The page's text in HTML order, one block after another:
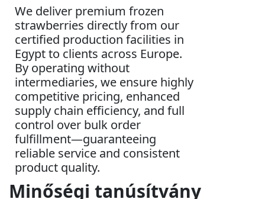
We deliver premium frozen
strawberries directly from our
certified production facilities in
Egypt to clients across Europe.
By operating without
intermediaries, we ensure highly
competitive pricing, enhanced
supply chain efficiency, and full
control over bulk order
fulfillment—guaranteeing
reliable service and consistent
product quality.
Minőségi tanúsítvány